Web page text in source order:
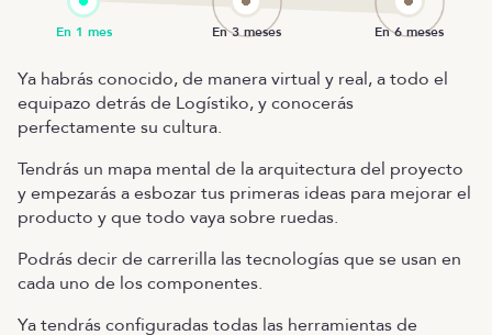
Ya habrás conocido, de manera virtual y real, a todo el
equipazo detrás de Logístiko, y conocerás
perfectamente su cultura.
Tendrás un mapa mental de la arquitectura del proyecto
y empezarás a esbozar tus primeras ideas para mejorar el
producto y que todo vaya sobre ruedas.
Podrás decir de carrerilla las tecnologías que se usan en
cada uno de los componentes.
Ya tendrás configuradas todas las herramientas de